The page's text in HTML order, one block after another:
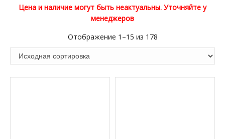
Цена и наличие могут быть неактуальны. Уточняйте у
менеджеров
Отображение 1–15 из 178